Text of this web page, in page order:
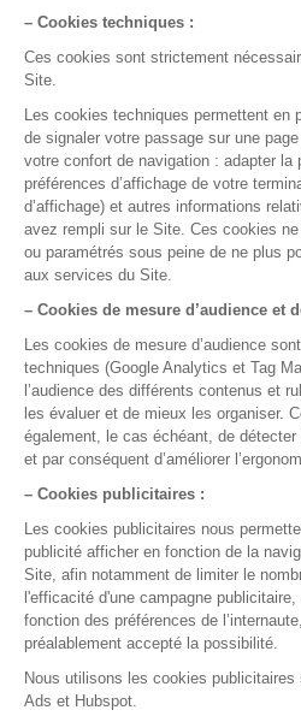
directement par téléphone.
La gestion
Nos
Semaine de
Assistance et
Bien démarrer
Facturer et suivre
Gérer mon agenda et
Me former en 5
Optimiser mon
Réaliser mes
Nos
Agenda
Dossier de